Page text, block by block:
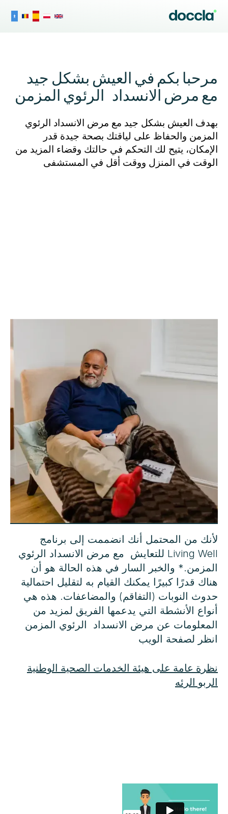
مرحبا بكم في العيش بشكل جيد
مع مرض الانسداد الرئوي المزمن
بهدف العيش بشكل جيد مع مرض الانسداد الرئوي
المزمن والحفاظ على لياقتك بصحة جيدة قدر
الإمكان، يتيح لك التحكم في حالتك وقضاء المزيد من
الوقت في المنزل ووقت أقل في المستشفى
لأنك من المحتمل أنك انضممت إلى برنامج
Living Well للتعايش مع مرض الانسداد الرئوي
المزمن.* والخبر السار في هذه الحالة هو أن
هناك قدرًا كبيرًا يمكنك القيام به لتقليل احتمالية
حدوث النوبات (التفاقم) والمضاعفات. هذه هي
أنواع الأنشطة التي يدعمها الفريق لمزيد من
المعلومات عن مرض الانسداد الرئوي المزمن
انظر لصفحة الويب
نظرة عامة على هيئة الخدمات الصحية الوطنية
الربو الرئه